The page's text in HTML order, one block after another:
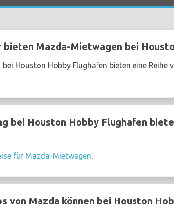
Mazda-Mietwagen bei
Houston Hobby Flughafen bieten eine Reihe
bei Houston Hobby Flughafen
für Mazda-Mietwagen.
von Mazda können bei Houston